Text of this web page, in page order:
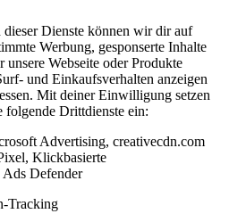
Dienste können wir dir auf
Werbung, gesponserte Inhalte
unsere Webseite oder Produkte
und Einkaufsverhalten anzeigen
Mit deiner Einwilligung setzen
folgende Drittdienste ein:
Advertising, creativecdn.com
Klickbasierte
Defender
Tracking